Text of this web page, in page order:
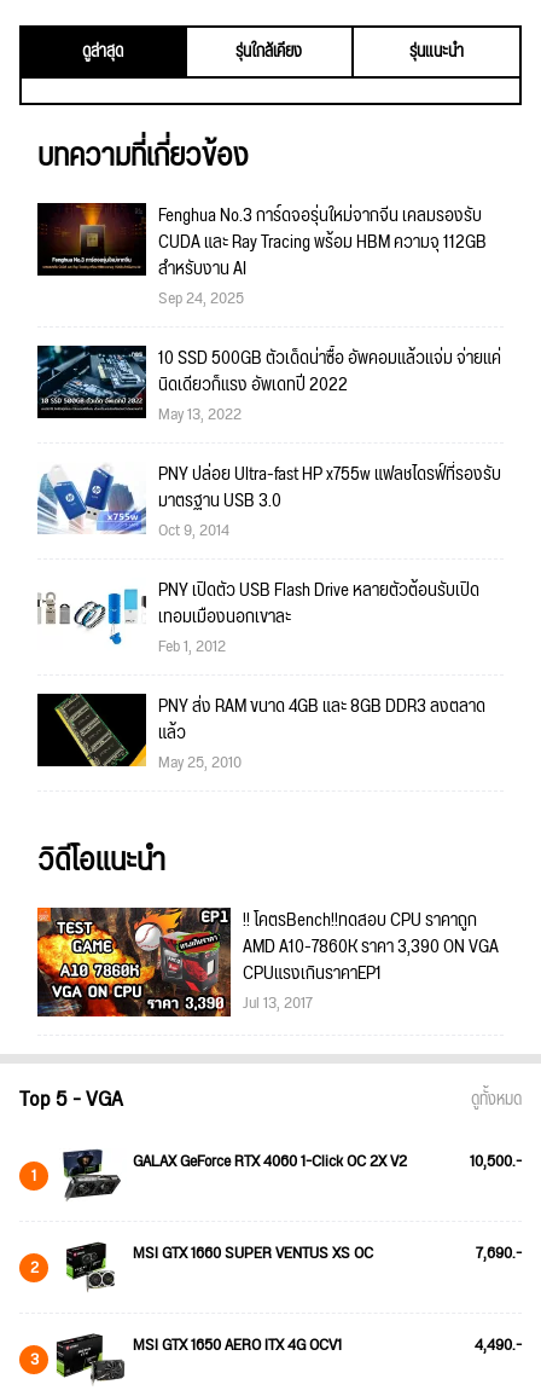
ดูล่าสุด รุ่นใกล้เคียง รุ่นแนะนำ
บทความที่เกี่ยวข้อง
Fenghua No.3 การ์ดจอรุ่นใหม่จากจีน เคลมรองรับ
CUDA และ Ray Tracing พร้อม HBM ความจุ 112GB
สำหรับงาน AI
Sep 24, 2025
10 SSD 500GB ตัวเด็ดน่าซื้อ อัพคอมแล้วแจ่ม จ่ายแค่
นิดเดียวก็แรง อัพเดทปี 2022
May 13, 2022
PNY ปล่อย Ultra-fast HP x755w แฟลชไดรฟ์ที่รองรับ
มาตรฐาน USB 3.0
Oct 9, 2014
PNY เปิดตัว USB Flash Drive หลายตัวต้อนรับเปิด
เทอมเมืองนอกเขาละ
Feb 1, 2012
PNY ส่ง RAM ขนาด 4GB และ 8GB DDR3 ลงตลาด
แล้ว
May 25, 2010
วิดีโอแนะนำ
!! โคตรBench!!ทดสอบ CPU ราคาถูก
AMD A10-7860K ราคา 3,390 ON VGA
CPUแรงเกินราคาEP1
Jul 13, 2017
Top 5 - VGA ดูทั้งหมด
1 GALAX GeForce RTX 4060 1-Click OC 2X V2 10,500.-
2 MSI GTX 1660 SUPER VENTUS XS OC 7,690.-
3 MSI GTX 1650 AERO ITX 4G OCV1 4,490.-